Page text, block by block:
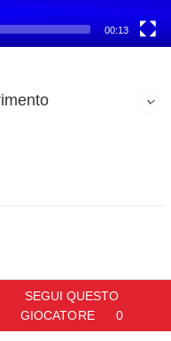
00:13
SEGUI QUESTO
GIOCATORE
0